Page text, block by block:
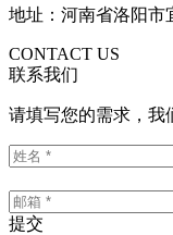
地址：河南省洛阳市
CONTACT US
联系我们
请填写您的需求，我
提交